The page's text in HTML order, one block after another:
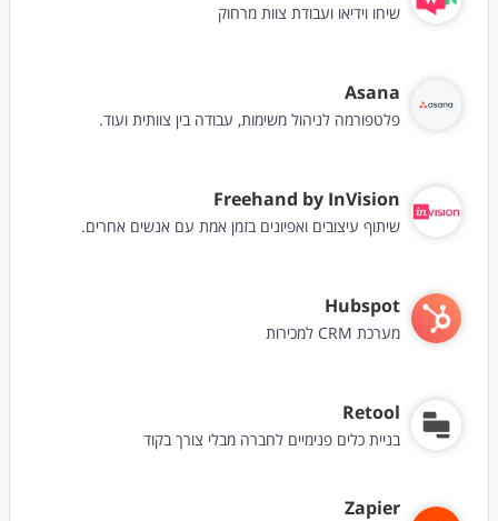
שיחו וידיאו ועבודת צוות מרחוק
Asana
פלטפורמה לניהול משימות, עבודה בין צוותית ועוד.
Freehand by InVision
שיתוף עיצובים ואפיונים בזמן אמת עם אנשים אחרים.
Hubspot
מערכת CRM למכירות
Retool
בניית כלים פנימיים לחברה מבלי צורך בקוד
Zapier